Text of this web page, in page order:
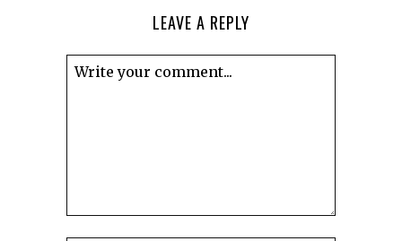
LEAVE A REPLY